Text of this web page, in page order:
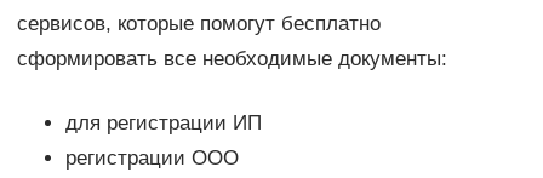
сервисов, которые помогут бесплатно
сформировать все необходимые документы:
для регистрации ИП
регистрации ООО